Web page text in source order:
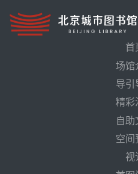
首
场馆
导引
精彩
自助
空间
视
飞针走线——线装书
活动时间： 2024年5月14日（